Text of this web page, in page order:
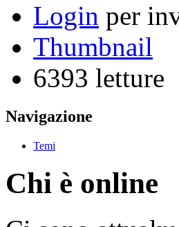
Login per
Thumbnail
6393 letture
Navigazione
Temi
Chi è online